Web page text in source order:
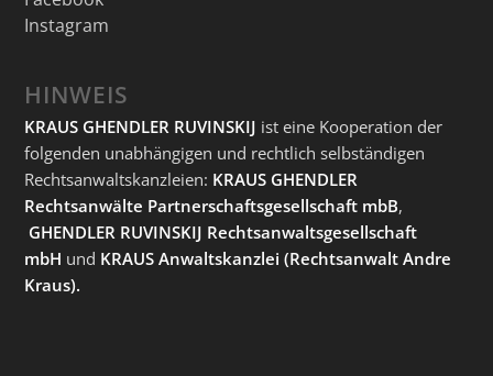
Instagram
HINWEIS
KRAUS GHENDLER RUVINSKIJ ist eine Kooperation der
folgenden unabhängigen und rechtlich selbständigen
Rechtsanwaltskanzleien: KRAUS GHENDLER
Rechtsanwälte Partnerschaftsgesellschaft mbB,
GHENDLER RUVINSKIJ Rechtsanwaltsgesellschaft
mbH und KRAUS Anwaltskanzlei (Rechtsanwalt Andre
Kraus).